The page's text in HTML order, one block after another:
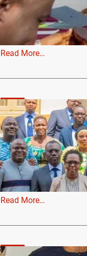
Aboudou AGRO 20 mai
La Coalition nationale
Négligées’’ a organisé
Read More…
Santé
Adoption d’un
santé : VIA-ME
Bénin aux principes
Adoption d’un cadre
VIA-ME mobilise les
Read More…
Santé